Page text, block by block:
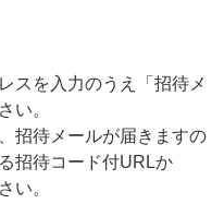
スを入力のうえ「招待メ
い。
招待メールが届きますの
招待コード付URLか
い。